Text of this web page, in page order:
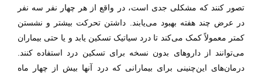
تصور کنند که مشکلی جدی است، در واقع از هر چهار نفر سه نفر
در عرض چند هفته بهبود می‌یابند. داشتن تحرکت بیشتر و نشستن
کمتر معمولاً کمک می‌کند تا درد سیاتیک تسکین یابد و یا حتی بیماران
می‌توانند از داروهای بدون نسخه برای تسکین درد استفاده کنند.
درمان‌های این‌چنینی برای بیمارانی که درد آنها بیش از چهار ماه